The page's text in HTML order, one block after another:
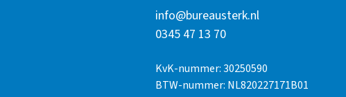
info@bureausterk.nl
0345 47 13 70
KvK-nummer: 30250590
BTW-nummer: NL820227171B01